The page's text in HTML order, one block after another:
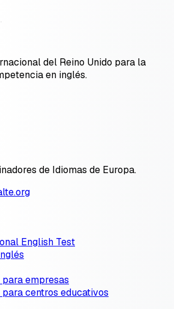
del Reino Unido para la
en inglés.
de Idiomas de Europa.
English Test
empresas
centros educativos